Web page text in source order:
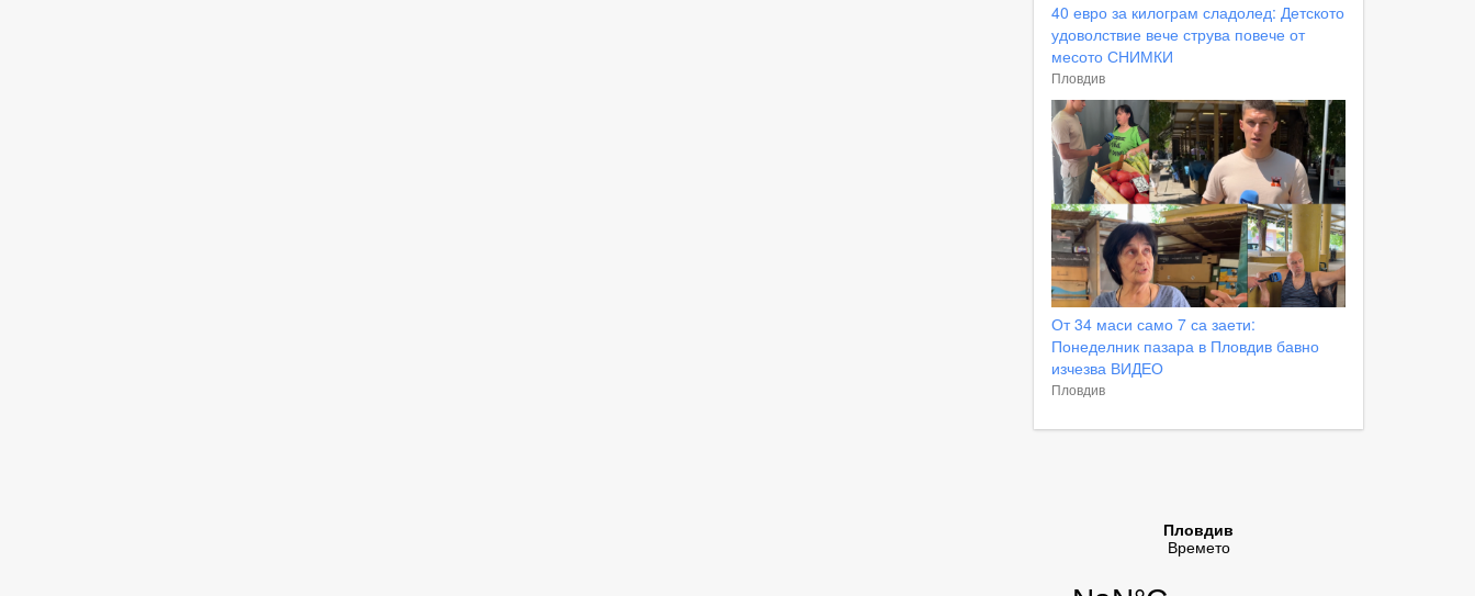
40 евро за килограм сладолед: Детското
удоволствие вече струва повече от
месото СНИМКИ
Пловдив
От 34 маси само 7 са заети:
Понеделник пазара в Пловдив бавно
изчезва ВИДЕО
Пловдив